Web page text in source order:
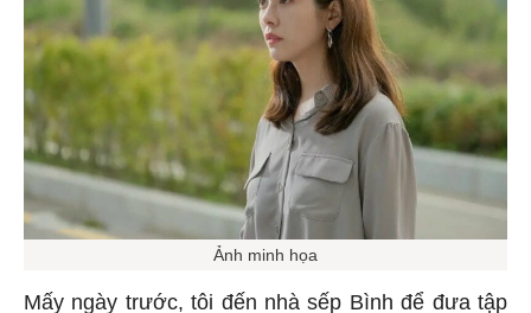
Ảnh minh họa
Mấy ngày trước, tôi đến nhà sếp Bình để đưa tập